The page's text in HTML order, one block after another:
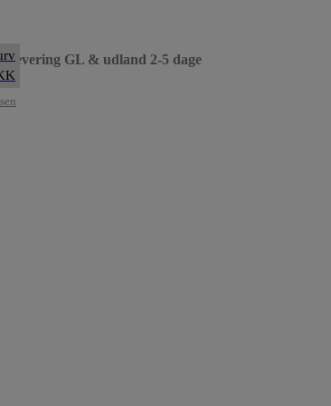
Levering GL & udland 2-5 dage